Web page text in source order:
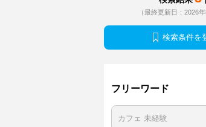
（最終更新日：2026年
検索条件を
フリーワード